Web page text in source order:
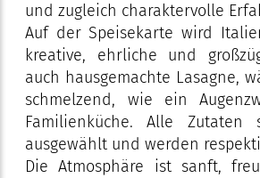
und zugleich charaktervolle
Auf der Speisekarte wird
kreative, ehrliche und
auch hausgemachte Lasagne,
schmelzend, wie ein
Familienküche. Alle
ausgewählt und werden
Die Atmosphäre ist sanft,